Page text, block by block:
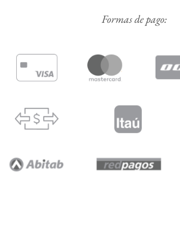
Formas de pago: